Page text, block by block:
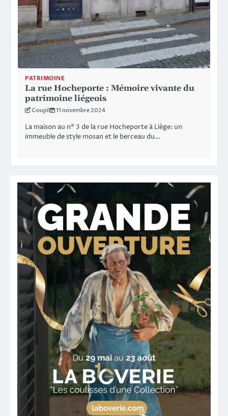
PATRIMOINE
La rue Hocheporte : Mémoire vivante du
patrimoine liégeois
Goupil 11 novembre 2024
La maison au n° 3 de la rue Hocheporte à Liège: un
immeuble de style mosan et le berceau du…